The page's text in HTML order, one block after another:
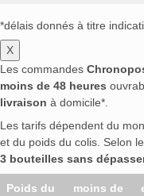
*délais donnés à titre
X
Les commandes
moins de 48 heures
livraison à domicile*.
Les tarifs dépendent du
et du poids du colis. Selon
3 bouteilles sans
Poids du
moins de